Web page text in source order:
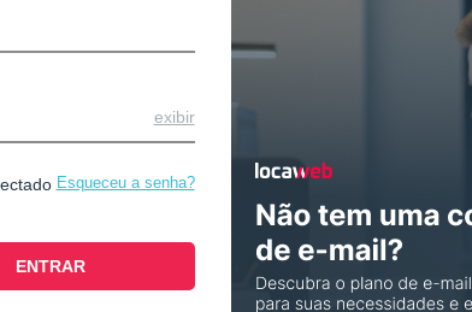
exibir
Esqueceu a senha?